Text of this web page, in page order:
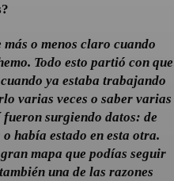
o menos claro cuando
Todo esto partió con que
ya estaba trabajando
varias veces o saber varias
surgiendo datos: de
había estado en esta otra.
mapa que podías seguir
una de las razones